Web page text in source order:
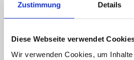
Zustimmung Details
Diese Webseite verwendet
Wir verwenden Cookies, um